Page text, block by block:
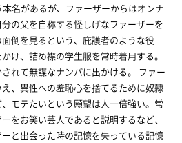
名があるが、ファーザーからはオンナ
の父を自称する怪しげなファーザーを
倒を見るという、庇護者のような役
け、詰め襟の学生服を常時着用する。
れて無謀なナンパに出かける。 ファー
、異性への羞恥心を捨てるために奴隷
モテたいという願望は人一倍強い。常
をお笑い芸人であると説明するなど、
と出会った時の記憶を失っている記憶